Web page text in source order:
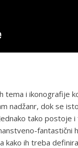
tema i ikonografije
nadžanr, dok se
tako postoje
kako ih treba